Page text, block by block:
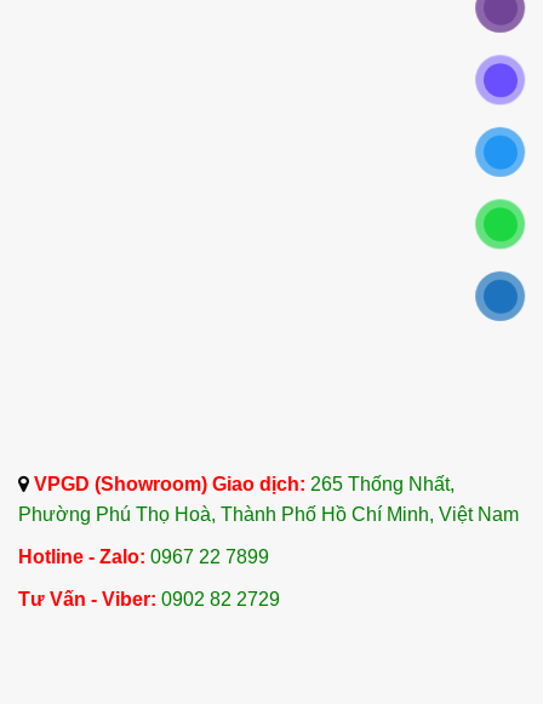
VPGD (Showroom) Giao dịch: 265 Thống Nhất,
Phường Phú Thọ Hoà, Thành Phố Hồ Chí Minh, Việt Nam
Hotline - Zalo: 0967 22 7899
Tư Vấn - Viber: 0902 82 2729